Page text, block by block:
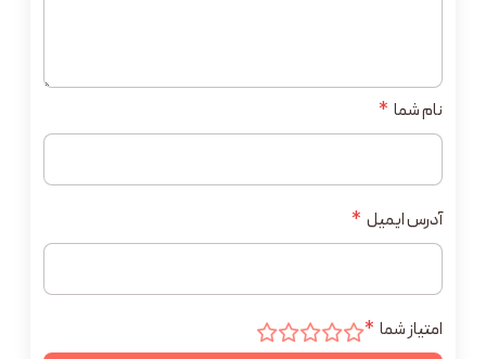
نام شما *
آدرس ایمیل *
امتیاز شما *